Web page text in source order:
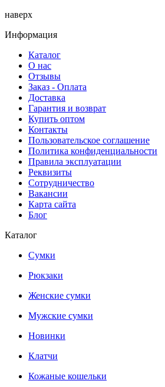
наверх
Информация
Каталог
О нас
Отзывы
Заказ - Оплата
Доставка
Гарантия и возврат
Купить оптом
Контакты
Пользовательское соглашение
Политика конфиденциальности
Правила эксплуатации
Реквизиты
Сотрудничество
Вакансии
Карта сайта
Блог
Каталог
Сумки
Рюкзаки
Женские сумки
Мужские сумки
Новинки
Клатчи
Кожаные кошельки